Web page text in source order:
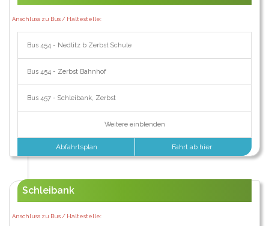
Anschluss zu Bus / Haltestelle:
Bus 454 - Nedlitz b Zerbst Schule
Bus 454 - Zerbst Bahnhof
Bus 457 - Schleibank, Zerbst
Weitere einblenden
Abfahrtsplan Fahrt ab hier
Schleibank
Anschluss zu Bus / Haltestelle: